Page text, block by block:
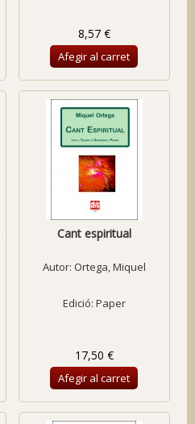
8,57 €
Afegir al carret
Cant espiritual
Autor: Ortega, Miquel
Edició: Paper
17,50 €
Afegir al carret